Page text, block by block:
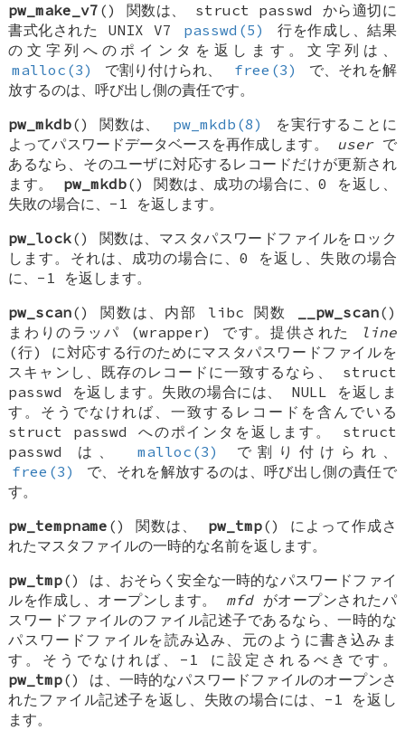
pw_make_v7 () 関数は、 struct passwd
から適切に
書式化された UNIX V7 passwd(5)
行を作成し、結果
の文字列へのポインタを返します。文字列は、
malloc(3)
で割り付けられ、 free(3)
で、それを解
放するのは、呼び出し側の責任です。
pw_mkdb() 関数は、 pw_mkdb(8)
を実行することに
よってパスワードデータベースを再作成します。 userで
あるなら、そのユーザに対応するレコードだけが更新され
ます。 pw_mkdb() 関数は、成功の場合に、0 を返し、
失敗の場合に、-1 を返します。
pw_lock() 関数は、マスタパスワードファイルをロック
します。それは、成功の場合に、0 を返し、失敗の場合
に、-1 を返します。
pw_scan() 関数は、内部 libc 関数 __pw_scan()
まわりのラッパ (wrapper) です。提供された
line
(行) に対応する行のためにマスタパスワードファイルを
スキャンし、既存のレコードに一致するなら、 struct
passwd
を返します。失敗の場合には、 NULL を返しま
す。そうでなければ、一致するレコードを含んでいる
struct passwd
へのポインタを返します。 struct
passwd
は、 malloc(3)
で割り付けられ、
free(3)
で、それを解放するのは、呼び出し側の責任で
す。
pw_tempname () 関数は、 pw_tmp() によって作成さ
れたマスタファイルの一時的な名前を返します。
pw_tmp() は、おそらく安全な一時的なパスワードファイ
ルを作成し、オープンします。 mfdがオープンされたパ
スワードファイルのファイル記述子であるなら、一時的な
パスワードファイルを読み込み、元のように書き込みま
す。そうでなければ、-1 に設定されるべきです。
pw_tmp() は、一時的なパスワードファイルのオープンさ
れたファイル記述子を返し、失敗の場合には、-1 を返し
ます。